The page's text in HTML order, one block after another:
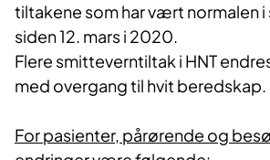
tiltakene som har vært normalen i
siden 12. mars i 2020.
Flere smitteverntiltak i HNT
med overgang til hvit beredskap.
For pasienter, pårørende og